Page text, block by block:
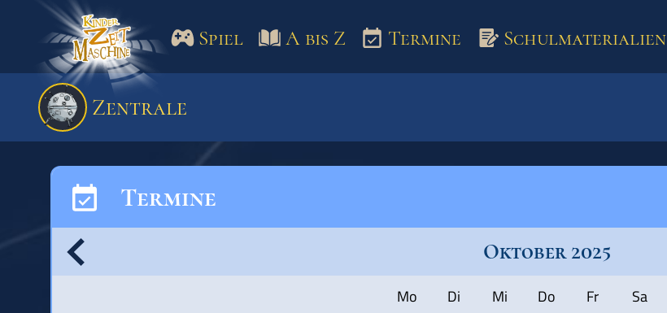
Spiel
Spiel A bis Z Termine Schulmaterialien
Zentrale
Termine
Oktober 2025
Mo Di Mi Do Fr Sa